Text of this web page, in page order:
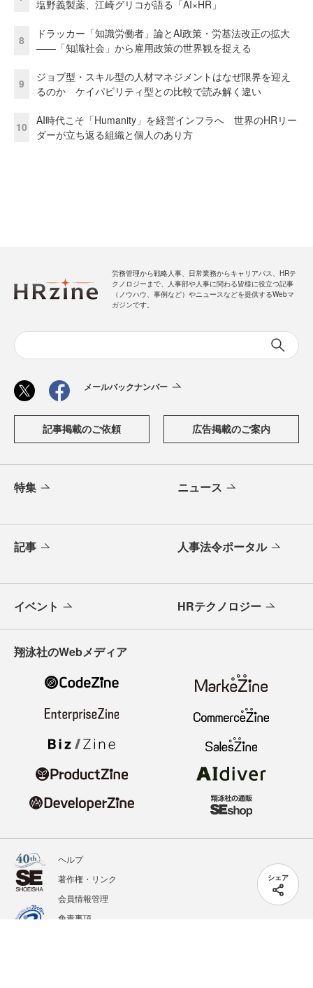
シェア
塩野義製薬、江崎グリコが語る「AI×HR」
8
ドラッカー「知識労働者」論とAI政策・労基法改正の拡大
——「知識社会」から雇用政策の世界観を捉える
9
ジョブ型・スキル型の人材マネジメントはなぜ限界を迎え
るのか ケイパビリティ型との比較で読み解く違い
10
AI時代こそ「Humanity」を経営インフラへ 世界のHRリー
ダーが立ち返る組織と個人のあり方
労務管理から戦略人事、日常業務からキャリアパス、HRテ
クノロジーまで、人事部や人事に関わる皆様に役立つ記事
（ノウハウ、事例など）やニュースなどを提供するWebマ
ガジンです。
メールバックナンバー
記事掲載のご依頼 広告掲載のご案内
特集 ニュース
記事 人事法令ポータル
イベント HRテクノロジー
翔泳社のWebメディア
ヘルプ
著作権・リンク
会員情報管理
免責事項